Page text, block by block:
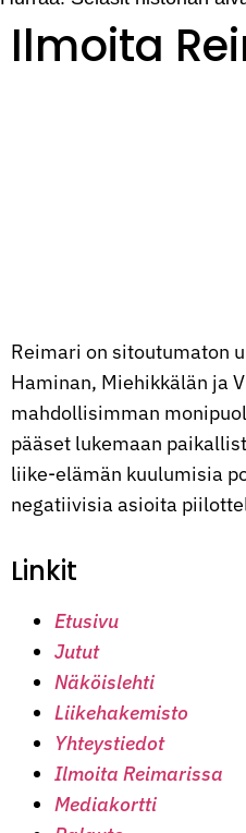
Ilmoita
Reimari on sitoutumaton
Haminan, Miehikkälän ja
mahdollisimman
pääset lukemaan
liike-elämän kuulumisia
negatiivisia asioita
Linkit
Etusivu
Jutut
Näköislehti
Liikehakemisto
Yhteystiedot
Ilmoita Reimarissa
Mediakortti